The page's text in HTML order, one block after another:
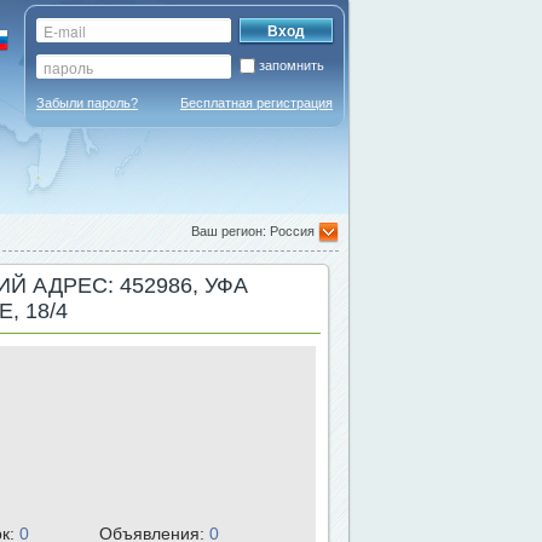
запомнить
Забыли пароль? Бесплатная регистрация
Ваш регион: Россия
АДРЕС: 452986, УФА
18/4
0 Объявления: 0